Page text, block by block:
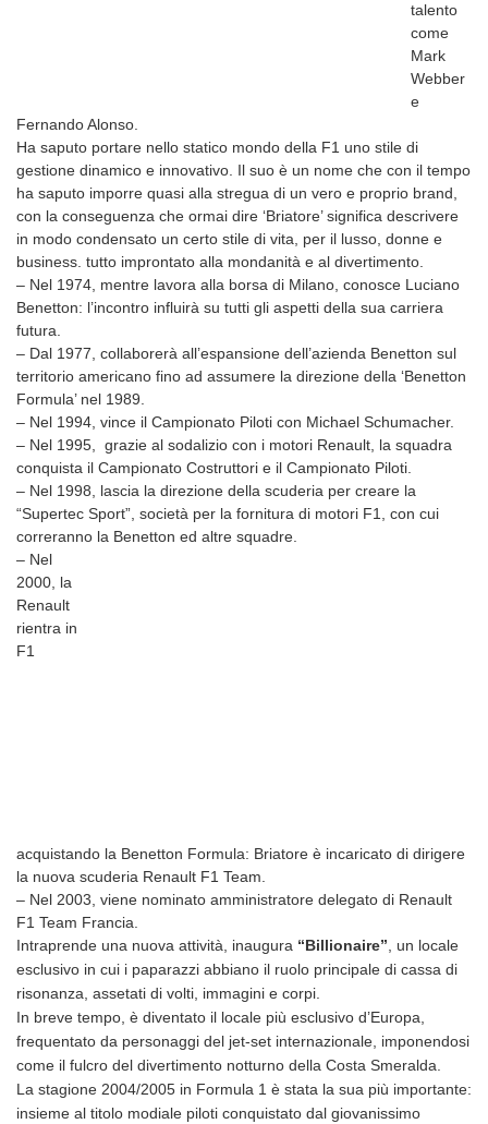
talento
come
Mark
Webber
e
Fernando Alonso.
Ha saputo portare nello statico mondo della F1 uno stile di
gestione dinamico e innovativo. Il suo è un nome che con il tempo
ha saputo imporre quasi alla stregua di un vero e proprio brand,
con la conseguenza che ormai dire ‘Briatore’ significa descrivere
in modo condensato un certo stile di vita, per il lusso, donne e
business. tutto improntato alla mondanità e al divertimento.
– Nel 1974, mentre lavora alla borsa di Milano, conosce Luciano
Benetton: l’incontro influirà su tutti gli aspetti della sua carriera
futura.
– Dal 1977, collaborerà all’espansione dell’azienda Benetton sul
territorio americano fino ad assumere la direzione della ‘Benetton
Formula’ nel 1989.
– Nel 1994, vince il Campionato Piloti con Michael Schumacher.
– Nel 1995, grazie al sodalizio con i motori Renault, la squadra
conquista il Campionato Costruttori e il Campionato Piloti.
– Nel 1998, lascia la direzione della scuderia per creare la
“Supertec Sport”, società per la fornitura di motori F1, con cui
correranno la Benetton ed altre squadre.
– Nel
2000, la
Renault
rientra in
F1
acquistando la Benetton Formula: Briatore è incaricato di dirigere
la nuova scuderia Renault F1 Team.
– Nel 2003, viene nominato amministratore delegato di Renault
F1 Team Francia.
Intraprende una nuova attività, inaugura “Billionaire”, un locale
esclusivo in cui i paparazzi abbiano il ruolo principale di cassa di
risonanza, assetati di volti, immagini e corpi.
In breve tempo, è diventato il locale più esclusivo d’Europa,
frequentato da personaggi del jet-set internazionale, imponendosi
come il fulcro del divertimento notturno della Costa Smeralda.
La stagione 2004/2005 in Formula 1 è stata la sua più importante:
insieme al titolo modiale piloti conquistato dal giovanissimo